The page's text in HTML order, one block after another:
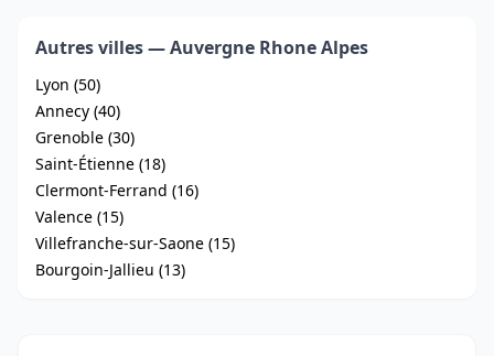
Autres villes — Auvergne Rhone Alpes
Lyon (50)
Annecy (40)
Grenoble (30)
Saint-Étienne (18)
Clermont-Ferrand (16)
Valence (15)
Villefranche-sur-Saone (15)
Bourgoin-Jallieu (13)